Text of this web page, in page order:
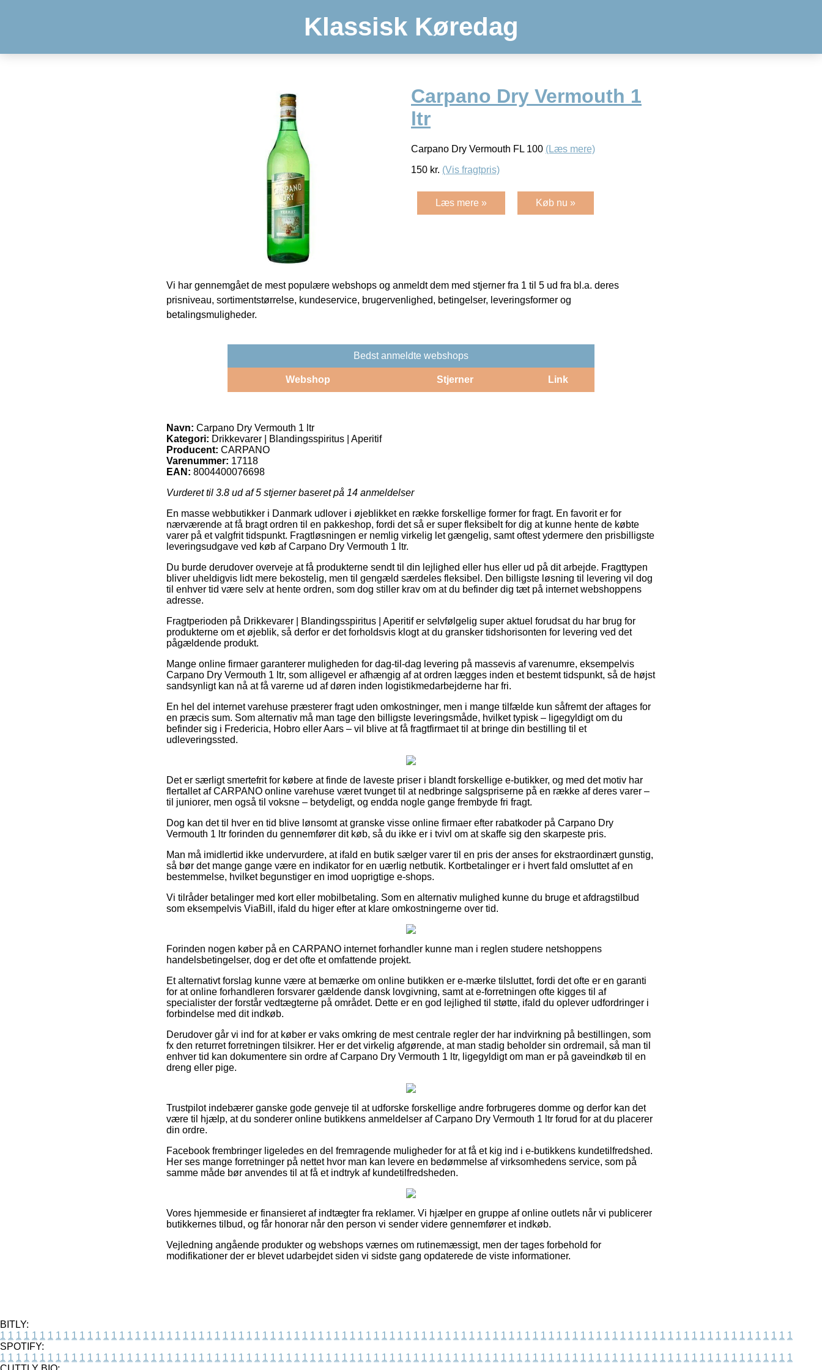
Klassisk Køredag
Carpano Dry Vermouth 1
ltr
Carpano Dry Vermouth FL 100 (Læs mere)
150 kr. (Vis fragtpris)
Læs mere » Køb nu »
Vi har gennemgået de mest populære webshops og anmeldt dem med stjerner fra 1 til 5 ud fra bl.a. deres
prisniveau, sortimentstørrelse, kundeservice, brugervenlighed, betingelser, leveringsformer og
betalingsmuligheder.
Bedst anmeldte webshops
Webshop Stjerner Link
Navn: Carpano Dry Vermouth 1 ltr
Kategori: Drikkevarer | Blandingsspiritus | Aperitif
Producent: CARPANO
Varenummer: 17118
EAN: 8004400076698
Vurderet til 3.8 ud af 5 stjerner baseret på 14 anmeldelser
En masse webbutikker i Danmark udlover i øjeblikket en række forskellige former for fragt. En favorit er for
nærværende at få bragt ordren til en pakkeshop, fordi det så er super fleksibelt for dig at kunne hente de købte
varer på et valgfrit tidspunkt. Fragtløsningen er nemlig virkelig let gængelig, samt oftest ydermere den prisbilligste
leveringsudgave ved køb af Carpano Dry Vermouth 1 ltr.
Du burde derudover overveje at få produkterne sendt til din lejlighed eller hus eller ud på dit arbejde. Fragttypen
bliver uheldigvis lidt mere bekostelig, men til gengæld særdeles fleksibel. Den billigste løsning til levering vil dog
til enhver tid være selv at hente ordren, som dog stiller krav om at du befinder dig tæt på internet webshoppens
adresse.
Fragtperioden på Drikkevarer | Blandingsspiritus | Aperitif er selvfølgelig super aktuel forudsat du har brug for
produkterne om et øjeblik, så derfor er det forholdsvis klogt at du gransker tidshorisonten for levering ved det
pågældende produkt.
Mange online firmaer garanterer muligheden for dag-til-dag levering på massevis af varenumre, eksempelvis
Carpano Dry Vermouth 1 ltr, som alligevel er afhængig af at ordren lægges inden et bestemt tidspunkt, så de højst
sandsynligt kan nå at få varerne ud af døren inden logistikmedarbejderne har fri.
En hel del internet varehuse præsterer fragt uden omkostninger, men i mange tilfælde kun såfremt der aftages for
en præcis sum. Som alternativ må man tage den billigste leveringsmåde, hvilket typisk – ligegyldigt om du
befinder sig i Fredericia, Hobro eller Aars – vil blive at få fragtfirmaet til at bringe din bestilling til et
udleveringssted.
Det er særligt smertefrit for købere at finde de laveste priser i blandt forskellige e-butikker, og med det motiv har
flertallet af CARPANO online varehuse været tvunget til at nedbringe salgspriserne på en række af deres varer –
til juniorer, men også til voksne – betydeligt, og endda nogle gange frembyde fri fragt.
Dog kan det til hver en tid blive lønsomt at granske visse online firmaer efter rabatkoder på Carpano Dry
Vermouth 1 ltr forinden du gennemfører dit køb, så du ikke er i tvivl om at skaffe sig den skarpeste pris.
Man må imidlertid ikke undervurdere, at ifald en butik sælger varer til en pris der anses for ekstraordinært gunstig,
så bør det mange gange være en indikator for en uærlig netbutik. Kortbetalinger er i hvert fald omsluttet af en
bestemmelse, hvilket begunstiger en imod uoprigtige e-shops.
Vi tilråder betalinger med kort eller mobilbetaling. Som en alternativ mulighed kunne du bruge et afdragstilbud
som eksempelvis ViaBill, ifald du higer efter at klare omkostningerne over tid.
Forinden nogen køber på en CARPANO internet forhandler kunne man i reglen studere netshoppens
handelsbetingelser, dog er det ofte et omfattende projekt.
Et alternativt forslag kunne være at bemærke om online butikken er e-mærke tilsluttet, fordi det ofte er en garanti
for at online forhandleren forsvarer gældende dansk lovgivning, samt at e-forretningen ofte kigges til af
specialister der forstår vedtægterne på området. Dette er en god lejlighed til støtte, ifald du oplever udfordringer i
forbindelse med dit indkøb.
Derudover går vi ind for at køber er vaks omkring de mest centrale regler der har indvirkning på bestillingen, som
fx den returret forretningen tilsikrer. Her er det virkelig afgørende, at man stadig beholder sin ordremail, så man til
enhver tid kan dokumentere sin ordre af Carpano Dry Vermouth 1 ltr, ligegyldigt om man er på gaveindkøb til en
dreng eller pige.
Trustpilot indebærer ganske gode genveje til at udforske forskellige andre forbrugeres domme og derfor kan det
være til hjælp, at du sonderer online butikkens anmeldelser af Carpano Dry Vermouth 1 ltr forud for at du placerer
din ordre.
Facebook frembringer ligeledes en del fremragende muligheder for at få et kig ind i e-butikkens kundetilfredshed.
Her ses mange forretninger på nettet hvor man kan levere en bedømmelse af virksomhedens service, som på
samme måde bør anvendes til at få et indtryk af kundetilfredsheden.
Vores hjemmeside er finansieret af indtægter fra reklamer. Vi hjælper en gruppe af online outlets når vi publicerer
butikkernes tilbud, og får honorar når den person vi sender videre gennemfører et indkøb.
Vejledning angående produkter og webshops værnes om rutinemæssigt, men der tages forbehold for
modifikationer der er blevet udarbejdet siden vi sidste gang opdaterede de viste informationer.
BITLY:
1 1 1 1 1 1 1 1 1 1 1 1 1 1 1 1 1 1 1 1 1 1 1 1 1 1 1 1 1 1 1 1 1 1 1 1 1 1 1 1 1 1 1 1 1 1 1 1 1 1 1 1 1 1 1 1 1 1 1 1 1 1 1 1 1 1 1 1 1 1 1 1 1 1 1 1 1 1 1 1 1 1 1 1 1 1 1 1 1 1 1 1 1 1 1 1 1 1 1 1
SPOTIFY:
1 1 1 1 1 1 1 1 1 1 1 1 1 1 1 1 1 1 1 1 1 1 1 1 1 1 1 1 1 1 1 1 1 1 1 1 1 1 1 1 1 1 1 1 1 1 1 1 1 1 1 1 1 1 1 1 1 1 1 1 1 1 1 1 1 1 1 1 1 1 1 1 1 1 1 1 1 1 1 1 1 1 1 1 1 1 1 1 1 1 1 1 1 1 1 1 1 1 1 1